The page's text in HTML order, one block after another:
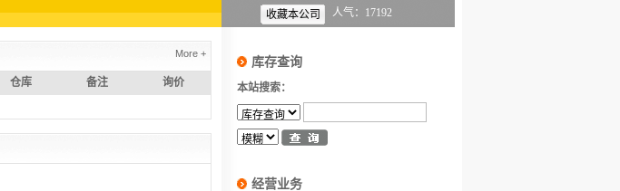
More +
仓库 备注
询价
收藏本公司 人气：17192
库存查询
本站搜索：
经营业务